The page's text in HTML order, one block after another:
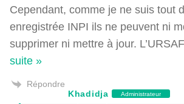
Cependant, comme je ne suis tout
enregistrée INPI ils ne peuvent ni
supprimer ni mettre à jour.
suite »
Répondre
Khadidja
Administrateur